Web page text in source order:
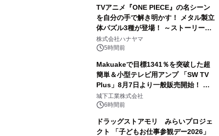
TVアニメ『ONE PIECE』の名シーン
を自分の手で解き明かす！ メタル製立
体パズル3種が登場！ ～ストーリーと
ギミックが融合した 大人の体験型パズ
ルが8月7日(金)12時より先行予約受付
株式会社ハナヤマ
5時間前
Makuakeで目標1341％を突破した超
簡単＆小型テレビ用アンプ 「SW TV
Plus」8月7日より一般販売開始！ ケ
ーブル1本つなぐだけ、テレビの音が
ぐっと豊かに
城下工業株式会社
6時間前
ドラッグストアモリ みらいプロジェ
クト 「子どもお仕事参観デー2026」